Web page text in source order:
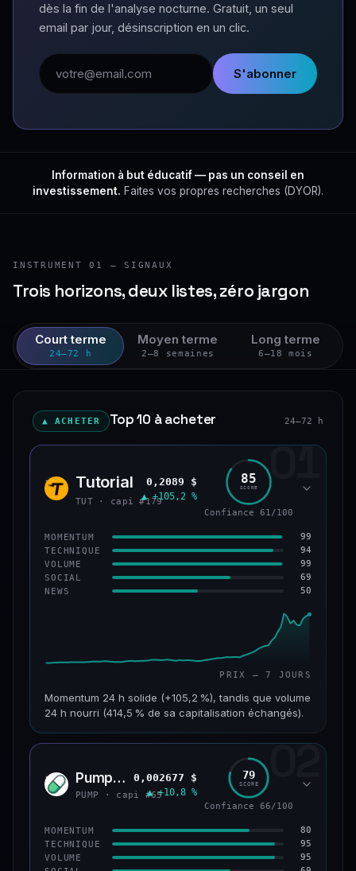
dès la fin de l'analyse nocturne. Gratuit, un seul
email par jour, désinscription en un clic.
Adresse email
S'abonner
Information à but éducatif — pas un conseil en
investissement. Faites vos propres recherches (DYOR).
INSTRUMENT 01 — SIGNAUX
Trois horizons, deux listes, zéro jargon
Court terme
24–72 h
Moyen terme
2–8 semaines
Long terme
6–18 mois
▲ ACHETER Top 10 à acheter 24–72 h
01
TUT Tutorial
TUT · capi #179
0,2089 $
▲ +105,2 %
85
SCORE
Confiance 61/100
MOMENTUM 99
TECHNIQUE 94
VOLUME 99
SOCIAL 69
NEWS 50
PRIX — 7 JOURS
Momentum 24 h solide (+105,2 %), tandis que volume
24 h nourri (414,5 % de sa capitalisation échangés).
CAP. MARCHÉ VOLUME 24 H
VAR. 7 J VAR. 30 J
+1 610,9 %
VS ATH
−28,0 %
02
PUMP Pump.fun
PUMP · capi #65
0,002677 $
▲ +10,8 %
79
SCORE
Confiance 66/100
MOMENTUM 80
TECHNIQUE 95
VOLUME 95